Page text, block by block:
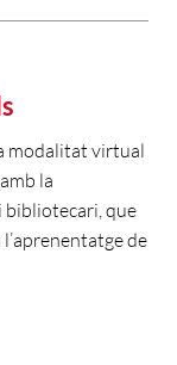
modalitat virtual
la
bibliotecari, que
de